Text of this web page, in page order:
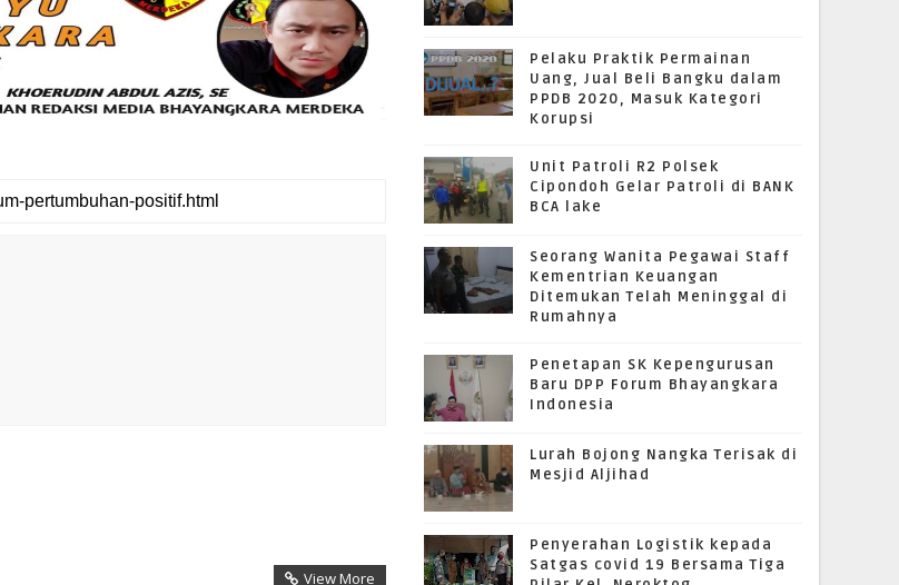
View More
Pelaku Praktik Permainan
Uang, Jual Beli Bangku dalam
PPDB 2020, Masuk Kategori
Korupsi
Unit Patroli R2 Polsek
Cipondoh Gelar Patroli di BANK
BCA lake
Seorang Wanita Pegawai Staff
Kementrian Keuangan
Ditemukan Telah Meninggal di
Rumahnya
Penetapan SK Kepengurusan
Baru DPP Forum Bhayangkara
Indonesia
Lurah Bojong Nangka Terisak di
Mesjid Aljihad
Penyerahan Logistik kepada
Satgas covid 19 Bersama Tiga